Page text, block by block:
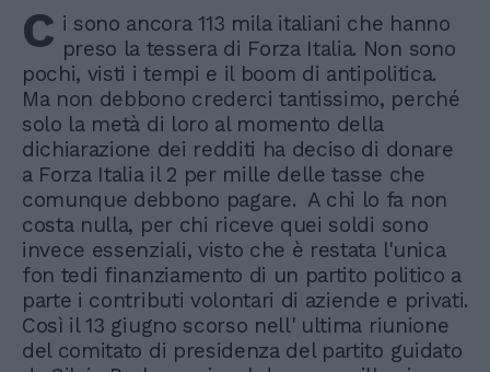
C i sono ancora 113 mila italiani che hanno
preso la tessera di Forza Italia. Non sono
pochi, visti i tempi e il boom di antipolitica.
Ma non debbono crederci tantissimo, perché
solo la metà di loro al momento della
dichiarazione dei redditi ha deciso di donare
a Forza Italia il 2 per mille delle tasse che
comunque debbono pagare. A chi lo fa non
costa nulla, per chi riceve quei soldi sono
invece essenziali, visto che è restata l'unica
fon tedi finanziamento di un partito politico a
parte i contributi volontari di aziende e privati.
Così il 13 giugno scorso nell' ultima riunione
del comitato di presidenza del partito guidato